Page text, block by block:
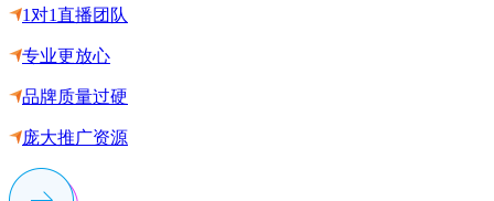
1对1直播团队
专业更放心
品牌质量过硬
庞大推广资源